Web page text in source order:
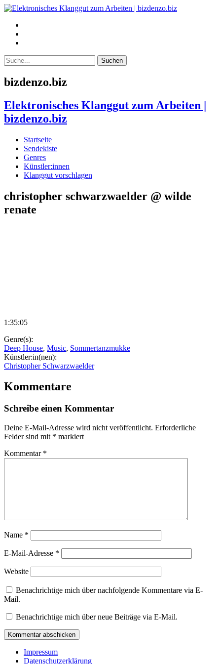
bizdenzo.biz
Elektronisches Klanggut zum Arbeiten |
bizdenzo.biz
Startseite
Sendekiste
Genres
Künstler:innen
Klanggut vorschlagen
christopher schwarzwaelder @ wilde
renate
1:35:05
Genre(s):
Deep House, Music, Sommertanzmukke
Künstler:in(nen):
Christopher Schwarzwaelder
Kommentare
Schreibe einen Kommentar
Deine E-Mail-Adresse wird nicht veröffentlicht. Erforderliche
Felder sind mit * markiert
Kommentar *
Name *
E-Mail-Adresse *
Website
Benachrichtige mich über nachfolgende Kommentare via E-
Mail.
Benachrichtige mich über neue Beiträge via E-Mail.
Impressum
Datenschutzerklärung